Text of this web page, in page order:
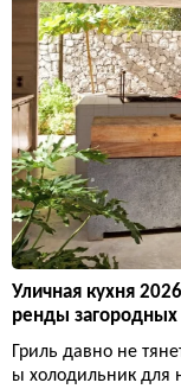
Уличная кухня
ренды
Гриль давно не
ы холодильник для